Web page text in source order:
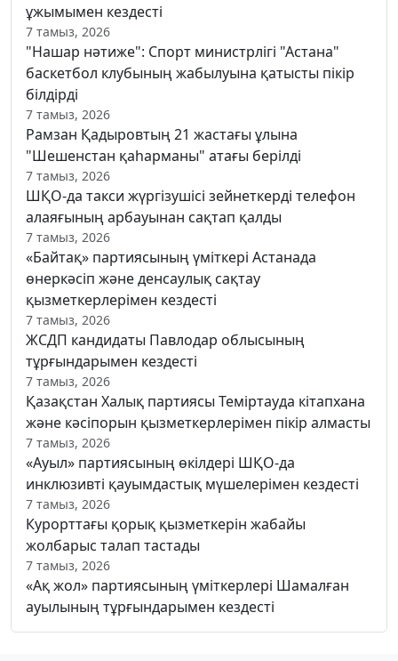
ұжымымен кездесті
7 тамыз, 2026
"Нашар нәтиже": Спорт министрлігі "Астана"
баскетбол клубының жабылуына қатысты пікір
білдірді
7 тамыз, 2026
Рамзан Қадыровтың 21 жастағы ұлына
"Шешенстан қаһарманы" атағы берілді
7 тамыз, 2026
ШҚО-да такси жүргізушісі зейнеткерді телефон
алаяғының арбауынан сақтап қалды
7 тамыз, 2026
«Байтақ» партиясының үміткері Астанада
өнеркәсіп және денсаулық сақтау
қызметкерлерімен кездесті
7 тамыз, 2026
ЖСДП кандидаты Павлодар облысының
тұрғындарымен кездесті
7 тамыз, 2026
Қазақстан Халық партиясы Теміртауда кітапхана
және кәсіпорын қызметкерлерімен пікір алмасты
7 тамыз, 2026
«Ауыл» партиясының өкілдері ШҚО-да
инклюзивті қауымдастық мүшелерімен кездесті
7 тамыз, 2026
Курорттағы қорық қызметкерін жабайы
жолбарыс талап тастады
7 тамыз, 2026
«Ақ жол» партиясының үміткерлері Шамалған
ауылының тұрғындарымен кездесті